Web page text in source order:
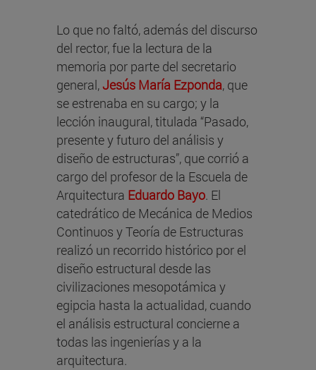
Lo que no faltó, además del discurso
del rector, fue la lectura de la
memoria por parte del secretario
general,Jesús María Ezponda, que
se estrenaba en su cargo; y la
lección inaugural, titulada “Pasado,
presente y futuro del análisis y
diseño de estructuras”, que corrió a
cargo del profesor de la Escuela de
Arquitectura Eduardo Bayo. El
catedrático de Mecánica de Medios
Continuos y Teoría de Estructuras
realizó un recorrido histórico por el
diseño estructural desde las
civilizaciones mesopotámica y
egipcia hasta la actualidad, cuando
el análisis estructural concierne a
todas las ingenierías y a la
arquitectura.